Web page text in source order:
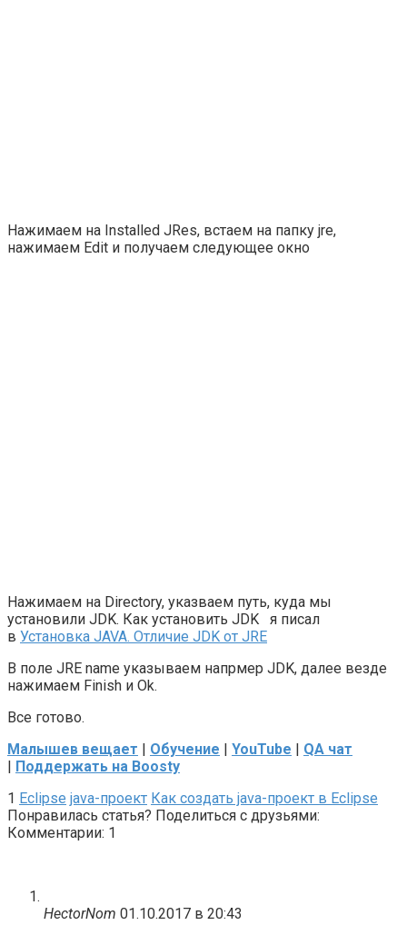
Нажимаем на Installed JRes, встаем на папку jre,
нажимаем Edit и получаем следующее окно
Нажимаем на Directory, указваем путь, куда мы
установили JDK. Как установить JDK я писал
в Установка JAVA. Отличие JDK от JRE
В поле JRE name указываем напрмер JDK, далее везде
нажимаем Finish и Ok.
Все готово.
Малышев вещает | Обучение | YouTube | QA чат
| Поддержать на Boosty
1 Eclipse java-проект Как создать java-проект в Eclipse
Понравилась статья? Поделиться с друзьями:
Комментарии: 1
HectorNom 01.10.2017 в 20:43